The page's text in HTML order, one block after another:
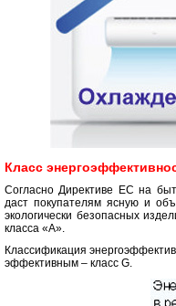
Класс
Согласно Директиве ЕС на
даст покупателям ясную и
экологически безопасных
класса «А».
Классификация
эффективным – класс G.